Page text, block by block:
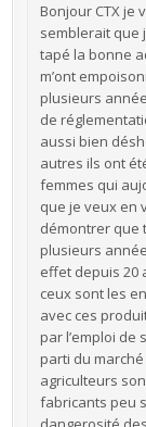
Bonjour CTX
semblerait que
tapé la bonne
m’ont
plusieurs
de
aussi bien
autres ils ont
femmes qui
que je veux en
démontrer que
plusieurs
effet depuis 20
ceux sont les
avec ces
par l’emploi
parti du
agriculteurs
fabricants peu